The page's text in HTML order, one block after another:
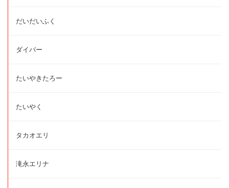
だいだいふく
ダイバー
たいやきたろー
たいやく
タカオエリ
滝永エリナ